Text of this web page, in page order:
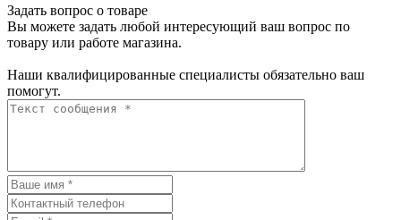
Задать вопрос о товаре
Вы можете задать любой интересующий ваш вопрос по
товару или работе магазина.
Наши квалифицированные специалисты обязательно ваш
помогут.